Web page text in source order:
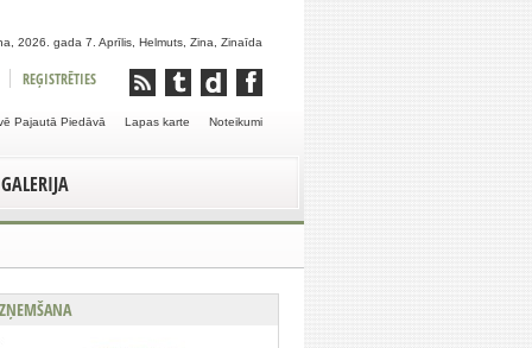
2026. gada 7. Aprīlis, Helmuts, Zina, Zinaīda
REĢISTRĒTIES
Noteikumi
Lapas karte
Pajautā Piedāvā
GALERIJA